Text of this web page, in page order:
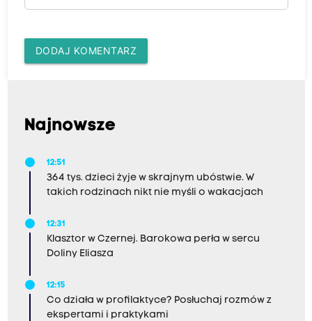
DODAJ KOMENTARZ
Najnowsze
12:51
364 tys. dzieci żyje w skrajnym ubóstwie. W
takich rodzinach nikt nie myśli o wakacjach
12:31
Klasztor w Czernej. Barokowa perła w sercu
Doliny Eliasza
12:15
Co działa w profilaktyce? Posłuchaj rozmów z
ekspertami i praktykami